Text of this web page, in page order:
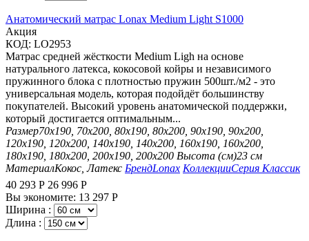
Анатомический матрас Lonax Medium Light S1000
Aкция
КОД: LO2953
Матрас средней жёсткости Medium Ligh на основе
натурального латекса, кокосовой койры и независимого
пружинного блока с плотностью пружин 500шт./м2 - это
универсальная модель, которая подойдёт большинству
покупателей. Высокий уровень анатомической поддержки,
который достигается оптимальным...
Размер70х190, 70х200, 80х190, 80х200, 90х190, 90х200,
120х190, 120х200, 140х190, 140х200, 160х190, 160х200,
180х190, 180х200, 200х190, 200х200 Высота (см)23 см
МатериалКокос, Латекс БрендLonax КоллекцииСерия Классик
40 293 Р 26 996 Р
Вы экономите: 13 297 Р
Ширина :
Длина :